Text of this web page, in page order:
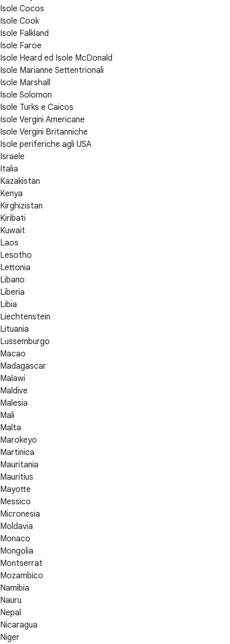
Isole Cocos
Isole Cook
Isole Falkland
Isole Faroe
Isole Heard ed Isole McDonald
Isole Marianne Settentrionali
Isole Marshall
Isole Solomon
Isole Turks e Caicos
Isole Vergini Americane
Isole Vergini Britanniche
Isole periferiche agli USA
Israele
Italia
Kazakistan
Kenya
Kirghizistan
Kiribati
Kuwait
Laos
Lesotho
Lettonia
Libano
Liberia
Libia
Liechtenstein
Lituania
Lussemburgo
Macao
Madagascar
Malawi
Maldive
Malesia
Mali
Malta
Marokeyo
Martinica
Mauritania
Mauritius
Mayotte
Messico
Micronesia
Moldavia
Monaco
Mongolia
Montserrat
Mozambico
Namibia
Nauru
Nepal
Nicaragua
Niger